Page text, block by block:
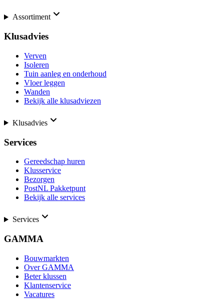
Assortiment
Klusadvies
Verven
Isoleren
Tuin aanleg en onderhoud
Vloer leggen
Wanden
Bekijk alle klusadviezen
Klusadvies
Services
Gereedschap huren
Klusservice
Bezorgen
PostNL Pakketpunt
Bekijk alle services
Services
GAMMA
Bouwmarkten
Over GAMMA
Beter klussen
Klantenservice
Vacatures